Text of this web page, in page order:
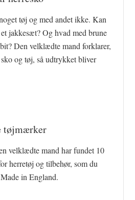
tøj og med andet ikke. Kan
jakkesæt? Og hvad med brune
Den velklædte mand forklarer,
og tøj, så udtrykket bliver
tøjmærker
velklædte mand har fundet 10
herretøj og tilbehør, som du
in England.